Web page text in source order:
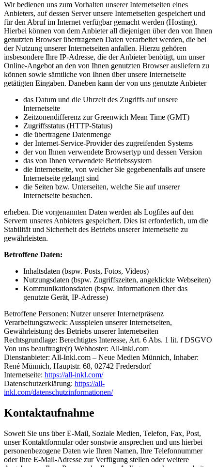
Wir bedienen uns zum Vorhalten unserer Internetseiten eines
Anbieters, auf dessen Server unsere Internetseiten gespeichert und
für den Abruf im Internet verfügbar gemacht werden (Hosting).
Hierbei können von dem Anbieter all diejenigen über den von Ihnen
genutzten Browser übertragenen Daten verarbeitet werden, die bei
der Nutzung unserer Internetseiten anfallen. Hierzu gehören
insbesondere Ihre IP-Adresse, die der Anbieter benötigt, um unser
Online-Angebot an den von Ihnen genutzten Browser ausliefern zu
können sowie sämtliche von Ihnen über unsere Internetseite
getätigten Eingaben. Daneben kann der von uns genutzte Anbieter
das Datum und die Uhrzeit des Zugriffs auf unsere
Internetseite
Zeitzonendifferenz zur Greenwich Mean Time (GMT)
Zugriffsstatus (HTTP-Status)
die übertragene Datenmenge
der Internet-Service-Provider des zugreifenden Systems
der von Ihnen verwendete Browsertyp und dessen Version
das von Ihnen verwendete Betriebssystem
die Internetseite, von welcher Sie gegebenenfalls auf unsere
Internetseite gelangt sind
die Seiten bzw. Unterseiten, welche Sie auf unserer
Internetseite besuchen.
erheben. Die vorgenannten Daten werden als Logfiles auf den
Servern unseres Anbieters gespeichert. Dies ist erforderlich, um die
Stabilität und Sicherheit des Betriebs unserer Internetseite zu
gewährleisten.
Betroffene Daten:
Inhaltsdaten (bspw. Posts, Fotos, Videos)
Nutzungsdaten (bspw. Zugriffszeiten, angeklickte Webseiten)
Kommunikationsdaten (bspw. Informationen über das
genutzte Gerät, IP-Adresse)
Betroffene Personen: Nutzer unserer Internetpräsenz
Verarbeitungszweck: Ausspielen unserer Internetseiten,
Gewährleistung des Betriebs unserer Internetseiten
Rechtsgrundlage: Berechtigtes Interesse, Art. 6 Abs. 1 lit. f DSGVO
Von uns beauftragte(r) Webhoster: All-inkl.com
Dienstanbieter: All-Inkl.com – Neue Medien Münnich, Inhaber:
René Münnich, Hauptstr. 68, 02742 Fredersdorf
Internetseite: https://all-inkl.com/
Datenschutzerklärung: https://all-
inkl.com/datenschutzinformationen/
Kontaktaufnahme
Soweit Sie uns über E-Mail, Soziale Medien, Telefon, Fax, Post,
unser Kontaktformular oder sonstwie ansprechen und uns hierbei
personenbezogene Daten wie Ihren Namen, Ihre Telefonnummer
oder Ihre E-Mail-Adresse zur Verfügung stellen oder weitere